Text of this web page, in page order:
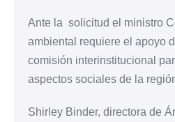
Ante la solicitud el ministro
ambiental requiere el apoyo
comisión interinstitucional
aspectos sociales de la
Shirley Binder, directora de